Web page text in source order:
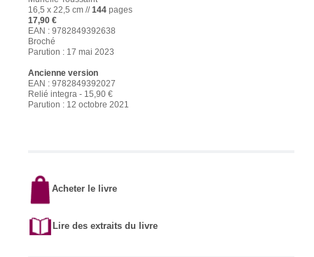
16,5 x 22,5 cm //144 pages
17,90 €
EAN : 9782849392638
Broché
Parution : 17 mai 2023
Ancienne version
EAN : 9782849392027
Relié integra - 15,90 €
Parution : 12 octobre 2021
Acheter le livre
Lire des extraits du livre